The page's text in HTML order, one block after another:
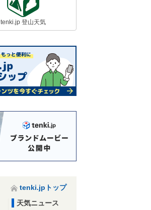
tenki.jp 登山天気
tenki.jpトップ
天気ニュース